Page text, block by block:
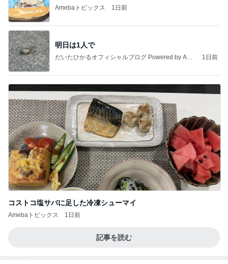
Amebaトピックス 1日前
明日は1人で
だいたひかるオフィシャルブログ Powered by Ame
1日前
コストコ塩サバに足した冷凍シューマイ
Amebaトピックス 1日前
記事を読む